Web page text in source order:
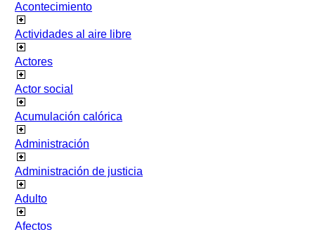
Acontecimiento
Actividades al aire libre
Actores
Actor social
Acumulación calórica
Administración
Administración de justicia
Adulto
Afectos